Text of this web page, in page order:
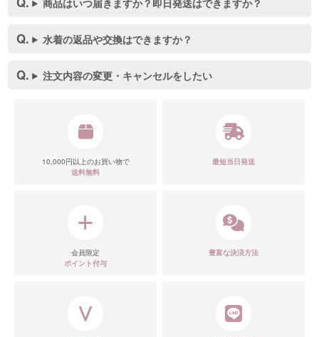
水着の返品や交換はできますか？
注文内容の変更・キャンセルをしたい
10,000円以上のお買い物で
送料無料
最短当日発送
会員限定
ポイント付与
豊富な決済方法